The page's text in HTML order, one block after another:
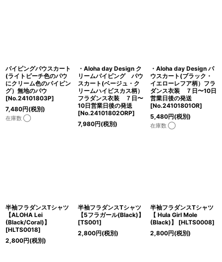
パイピングパウスカート
(ライトピーチ色のパウ
にクリーム色のパイピン
グ）無地のパウ
[No.24101803P]
7,480円(税別)
在庫数 ◯
・Aloha day Design ク
リームパイピング パウ
スカート(ベージュ・ク
リームハイビスカス柄）
フラダンス衣装 ７日〜
10日営業日後の発送
[No.24101802ORP]
7,980円(税別)
・Aloha day Design パ
ウスカート(ブラック・
イエローレフア柄）フラ
ダンス衣装 ７日〜10日
営業日後の発送
[No.24101801OR]
5,480円(税別)
在庫数 ◯
半袖フラダンスTシャツ
【ALOHA Lei
(Black/Coral)】
[HLTS0018]
2,800円(税別)
半袖フラダンスTシャツ
【5フラガール(Black)】
[TS001]
2,800円(税別)
半袖フラダンスTシャツ
【 Hula Girl Mole
(Black)】
[HLTS0008]
2,800円(税別)